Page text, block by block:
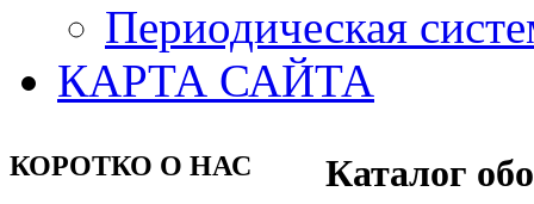
Периодическая
КАРТА САЙТА
КОРОТКО О НАС Каталог